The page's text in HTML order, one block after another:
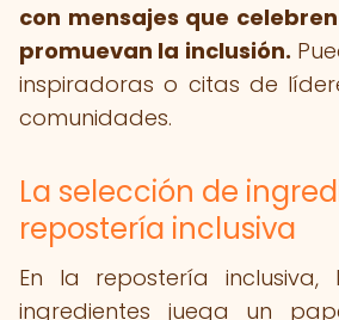
con mensajes que
promuevan la inclusión.
inspiradoras o citas de
comunidades.
La selección de
repostería inclusiva
En la repostería inclusiva,
ingredientes juega un